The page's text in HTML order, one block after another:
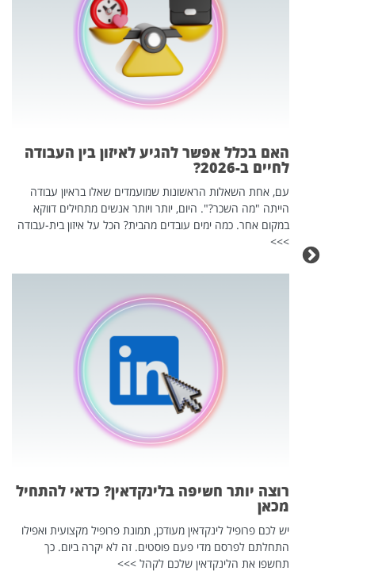
האם בכלל אפשר להגיע לאיזון בין העבודה
לחיים ב-2026?
עם, אחת השאלות הראשונות שמועמדים שאלו בראיון עבודה
הייתה "מה השכר?". היום, יותר ויותר אנשים מתחילים דווקא
במקום אחר. כמה ימים עובדים מהבית? הכל על איזון בית-עבודה
>>>
רוצה יותר חשיפה בלינקדאין? כדאי להתחיל
מכאן
יש לכם פרופיל לינקדאין מעודכן, תמונת פרופיל מקצועית ואפילו
התחלתם לפרסם מדי פעם פוסטים. זה לא יקרה ביום. כך
תחשפו את הלינקדאין שלכם לקהל >>>